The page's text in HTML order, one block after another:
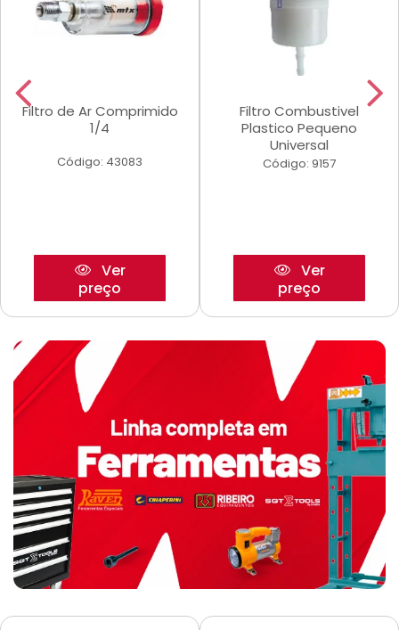
Filtro de Ar Comprimido
1/4
Código: 43083
Ver
preço
Filtro Combustivel
Plastico Pequeno
Universal
Código: 9157
Ver
preço